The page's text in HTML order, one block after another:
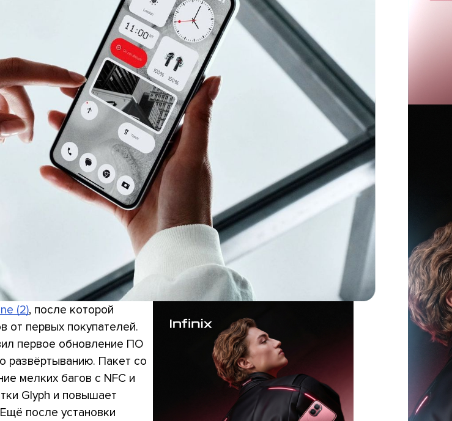
(2), после которой
от первых покупателей.
первое обновление ПО
развёртыванию. Пакет со
мелких багов с NFC и
Glyph и повышает
после установки